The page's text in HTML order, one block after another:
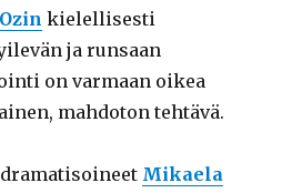
kielellisesti
ja runsaan
on varmaan oikea
mahdoton tehtävä.
Mikaela